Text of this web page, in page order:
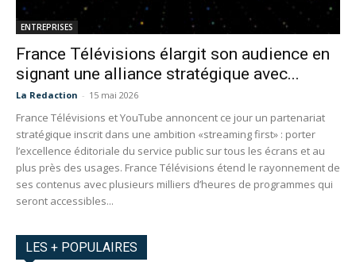
ENTREPRISES
France Télévisions élargit son audience en
signant une alliance stratégique avec...
La Redaction - 15 mai 2026
France Télévisions et YouTube annoncent ce jour un partenariat
stratégique inscrit dans une ambition «streaming first» : porter
l’excellence éditoriale du service public sur tous les écrans et au
plus près des usages. France Télévisions étend le rayonnement de
ses contenus avec plusieurs milliers d’heures de programmes qui
seront accessibles...
LES + POPULAIRES